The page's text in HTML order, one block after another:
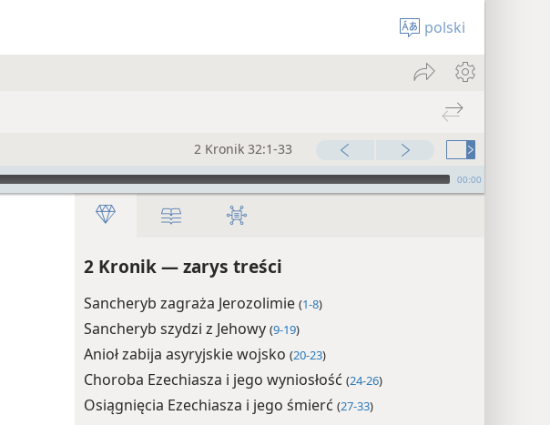
polski
2 Kronik 32:1-33
00:00
2 Kronik — zarys treści
Sancheryb zagraża Jerozolimie (1-8)
Sancheryb szydzi z Jehowy (9-19)
Anioł zabija asyryjskie wojsko (20-23)
Choroba Ezechiasza i jego wyniosłość (24-26)
Osiągnięcia Ezechiasza i jego śmierć (27-33)